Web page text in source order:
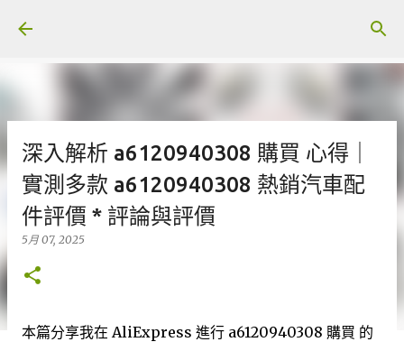
深入解析 a6120940308 購買 心得｜
實測多款 a6120940308 熱銷汽車配
件評價 * 評論與評價
5月 07, 2025
本篇分享我在 AliExpress 進行 a6120940308 購買 的